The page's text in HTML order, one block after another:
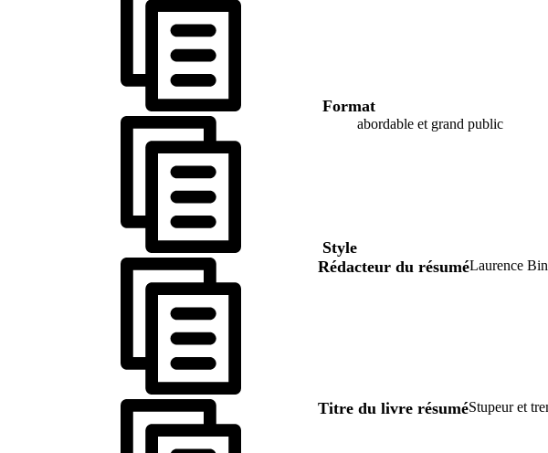
Format
Style
abordable et grand public
Rédacteur du résuméLaurence
Titre du livre résuméStupeur et